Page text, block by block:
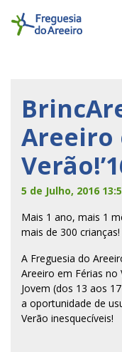
Areeiro
5 de Julho, 2016
Mais 1 ano, mais 1
mais de 300 crianças!
A Freguesia do
Areeiro em Férias no
Jovem (dos 13 aos
a oportunidade de
Verão inesquecíveis!